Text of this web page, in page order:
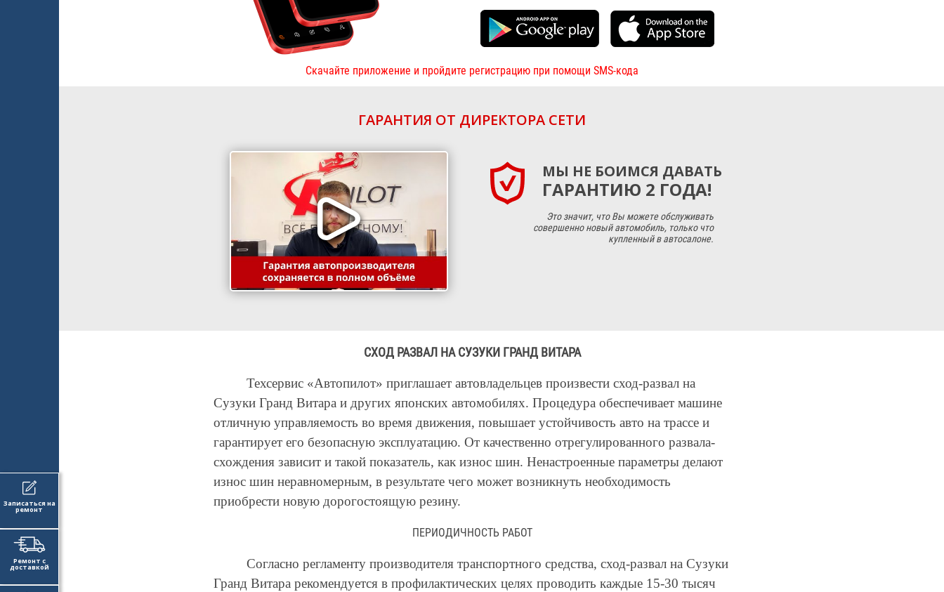
Скачайте приложение и пройдите регистрацию при помощи SMS-кода
ГАРАНТИЯ ОТ ДИРЕКТОРА СЕТИ
МЫ НЕ БОИМСЯ ДАВАТЬ
ГАРАНТИЮ 2 ГОДА!
Это значит, что Вы можете обслуживать
совершенно новый автомобиль, только что
купленный в автосалоне.
СХОД РАЗВАЛ НА СУЗУКИ ГРАНД ВИТАРА
Техсервис «Автопилот» приглашает автовладельцев произвести сход-развал на
Сузуки Гранд Витара и других японских автомобилях. Процедура обеспечивает машине
отличную управляемость во время движения, повышает устойчивость авто на трассе и
гарантирует его безопасную эксплуатацию. От качественно отрегулированного развала-
схождения зависит и такой показатель, как износ шин. Ненастроенные параметры делают
износ шин неравномерным, в результате чего может возникнуть необходимость
приобрести новую дорогостоящую резину.
ПЕРИОДИЧНОСТЬ РАБОТ
Согласно регламенту производителя транспортного средства, сход-развал на Сузуки
Гранд Витара рекомендуется в профилактических целях проводить каждые 15-30 тысяч
Записаться на
ремонт
Ремонт с
доставкой